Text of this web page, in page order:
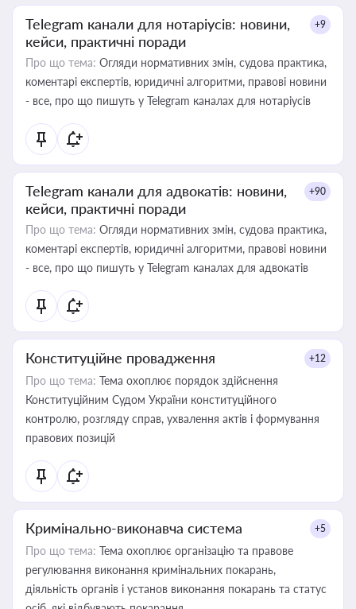
Telegram канали для нотаріусів: новини,
кейси, практичні поради
+9
Про що тема: Огляди нормативних змін, судова практика,
коментарі експертів, юридичні алгоритми, правові новини
- все, про що пишуть у Telegram каналах для нотаріусів
Telegram канали для адвокатів: новини,
кейси, практичні поради
+90
Про що тема: Огляди нормативних змін, судова практика,
коментарі експертів, юридичні алгоритми, правові новини
- все, про що пишуть у Telegram каналах для адвокатів
Конституційне провадження +12
Про що тема: Тема охоплює порядок здійснення
Конституційним Судом України конституційного
контролю, розгляду справ, ухвалення актів і формування
правових позицій
Кримінально-виконавча система +5
Про що тема: Тема охоплює організацію та правове
регулювання виконання кримінальних покарань,
діяльність органів і установ виконання покарань та статус